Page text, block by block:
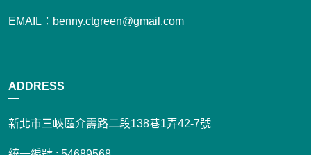
EMAIL：benny.ctgreen@gmail.com
ADDRESS
新北市三峽區介壽路二段138巷1弄42-7號